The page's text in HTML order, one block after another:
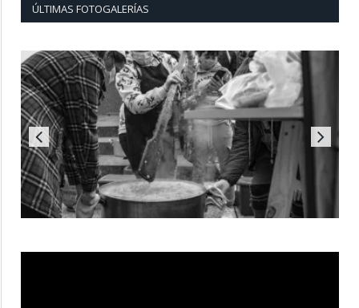
ÚLTIMAS FOTOGALERÍAS